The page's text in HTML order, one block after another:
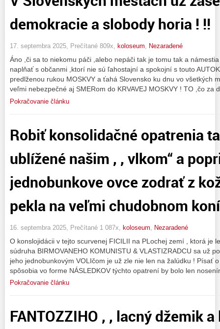
demokracie a slobody horia ! !!
17. septembra 2025, Prečítané 809x, koloseum, Nezaradené
Áno ,či sa to niekomu páči ,alebo nepáči tak je tomu tak a
naplňať s občanmi ,ktorí nie sú ľahostajní a spokojní s touto
predlženou rukou MOSKVY a ťahá Slovensko ku dnu vo všetkých
veľmi nebezpečné aj SMERom do KRVAVEJ MOSKVY ! TO ,čo za
Pokračovanie článku
Robiť konsolidačné opatrenia
ublížené našim , , vlkom“ a
jednobunkove ovce zodrať z
pekla na veľmi chudobnom
16. septembra 2025, Prečítané 1 087x, koloseum, Nezaradené
O konslojidácii v tejto scurvenej FICILII na PLochej zemí , ktorá je
súdruha BIRMOVANEHO KOMUNISTU & VLASTIZRADCU sa už
jeho jednobunkovým VOLIčom je už zle nie len na žalúdku ! Písať
spôsobia vo forme NÁSLEDKOV týchto opatrení by bolo len
Pokračovanie článku
FANTOZZIHO , , lacný džemik